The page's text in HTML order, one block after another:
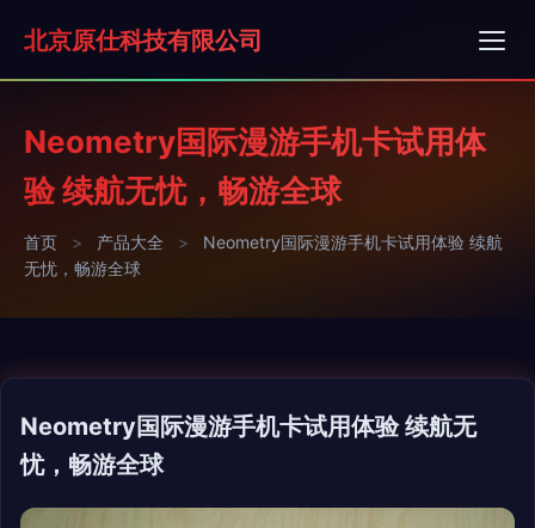
北京原仕科技有限公司
Neometry国际漫游手机卡试用体
验 续航无忧，畅游全球
首页 > 产品大全 >
Neometry国际漫游手机卡试用体验 续航
无忧，畅游全球
Neometry国际漫游手机卡试用体验 续航无
忧，畅游全球